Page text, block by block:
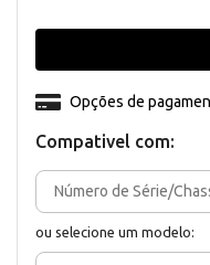
Compativel com:
ou selecione um modelo:
Opções de